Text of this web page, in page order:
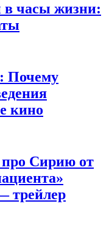
в часы жизни:
Почему
кино
Сирию от
трейлер